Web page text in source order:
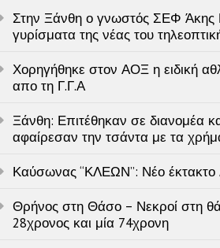
Στην Ξάνθη ο γνωστός ΣΕΦ Άκης
γυρίσματα της νέας του
Χορηγήθηκε στον ΑΟΞ η ειδική
απο τη Γ.Γ.Α
Ξάνθη: Επιτέθηκαν σε διανομέα
αφαίρεσαν την τσάντα με τα
Καύσωνας “ΚΛΕΩΝ”: Νέο
Θρήνος στη Θάσο – Νεκροί στη
28χρονος και μία 74χρονη